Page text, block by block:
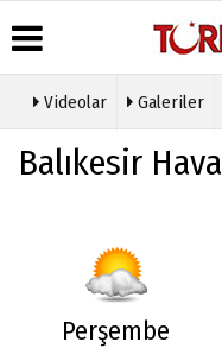
Üye Paneli
Haber
Arşivi
Günün
Haberleri
Videolar Galeriler
Balıkesir
Perşembe